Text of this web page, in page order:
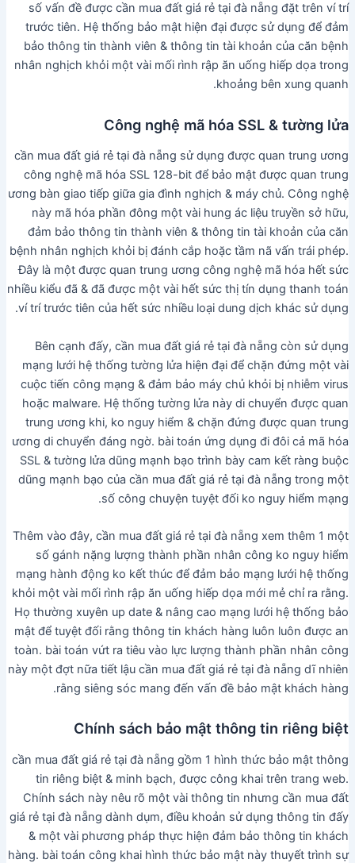
số vấn đề được cần mua đất giá rẻ tại đà nẵng đặt trên ví trí
trước tiên. Hệ thống bảo mật hiện đại được sử dụng để đảm
bảo thông tin thành viên & thông tin tài khoản của căn bệnh
nhân nghịch khỏi một vài mối rình rập ăn uống hiếp dọa trong
khoảng bên xung quanh.
Công nghệ mã hóa SSL & tường lửa
cần mua đất giá rẻ tại đà nẵng sử dụng được quan trung ương
công nghệ mã hóa SSL 128-bit để bảo mật được quan trung
ương bàn giao tiếp giữa gia đình nghịch & máy chủ. Công nghệ
này mã hóa phần đông một vài hung ác liệu truyền sở hữu,
đảm bảo thông tin thành viên & thông tin tài khoản của căn
bệnh nhân nghịch khỏi bị đánh cắp hoặc tầm nã vấn trái phép.
Đây là một được quan trung ương công nghệ mã hóa hết sức
nhiều kiểu đã & đã được một vài hết sức thị tín dụng thanh toán
ví trí trước tiên của hết sức nhiều loại dung dịch khác sử dụng.
Bên cạnh đấy, cần mua đất giá rẻ tại đà nẵng còn sử dụng
mạng lưới hệ thống tường lửa hiện đại để chặn đứng một vài
cuộc tiến công mạng & đảm bảo máy chủ khỏi bị nhiễm virus
hoặc malware. Hệ thống tường lửa này di chuyển được quan
trung ương khi, ko nguy hiểm & chặn đứng được quan trung
ương di chuyển đáng ngờ. bài toán ứng dụng đi đôi cả mã hóa
SSL & tường lửa dũng mạnh bạo trình bày cam kết ràng buộc
dũng mạnh bạo của cần mua đất giá rẻ tại đà nẵng trong một
số công chuyện tuyệt đối ko nguy hiểm mạng.
Thêm vào đây, cần mua đất giá rẻ tại đà nẵng xem thêm 1 một
số gánh nặng lượng thành phần nhân công ko nguy hiểm
mạng hành động ko kết thúc để đảm bảo mạng lưới hệ thống
khỏi một vài mối rình rập ăn uống hiếp dọa mới mẻ chỉ ra rằng.
Họ thường xuyên up date & nâng cao mạng lưới hệ thống bảo
mật để tuyệt đối rằng thông tin khách hàng luôn luôn được an
toàn. bài toán vứt ra tiêu vào lực lượng thành phần nhân công
này một đợt nữa tiết lậu cần mua đất giá rẻ tại đà nẵng dĩ nhiên
rằng siêng sóc mang đến vấn đề bảo mật khách hàng.
Chính sách bảo mật thông tin riêng biệt
cần mua đất giá rẻ tại đà nẵng gồm 1 hình thức bảo mật thông
tin riêng biệt & minh bạch, được công khai trên trang web.
Chính sách này nêu rõ một vài thông tin nhưng cần mua đất
giá rẻ tại đà nẵng dành dụm, điều khoản sử dụng thông tin đấy
& một vài phương pháp thực hiện đảm bảo thông tin khách
hàng. bài toán công khai hình thức bảo mật này thuyết trình sự